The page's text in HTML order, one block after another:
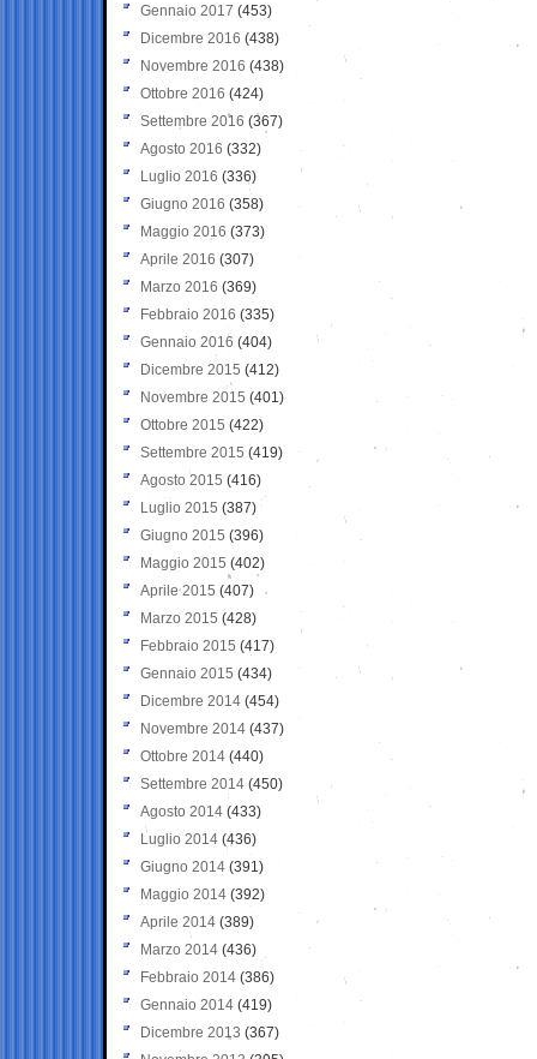
Gennaio 2017 (453)
Dicembre 2016 (438)
Novembre 2016 (438)
Ottobre 2016 (424)
Settembre 2016 (367)
Agosto 2016 (332)
Luglio 2016 (336)
Giugno 2016 (358)
Maggio 2016 (373)
Aprile 2016 (307)
Marzo 2016 (369)
Febbraio 2016 (335)
Gennaio 2016 (404)
Dicembre 2015 (412)
Novembre 2015 (401)
Ottobre 2015 (422)
Settembre 2015 (419)
Agosto 2015 (416)
Luglio 2015 (387)
Giugno 2015 (396)
Maggio 2015 (402)
Aprile 2015 (407)
Marzo 2015 (428)
Febbraio 2015 (417)
Gennaio 2015 (434)
Dicembre 2014 (454)
Novembre 2014 (437)
Ottobre 2014 (440)
Settembre 2014 (450)
Agosto 2014 (433)
Luglio 2014 (436)
Giugno 2014 (391)
Maggio 2014 (392)
Aprile 2014 (389)
Marzo 2014 (436)
Febbraio 2014 (386)
Gennaio 2014 (419)
Dicembre 2013 (367)